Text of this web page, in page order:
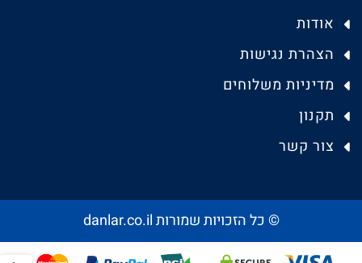
אודות
הצהרת נגישות
מדיניות משלוחים
תקנון
צור קשר
© כל הזכויות שמורות danlar.co.il